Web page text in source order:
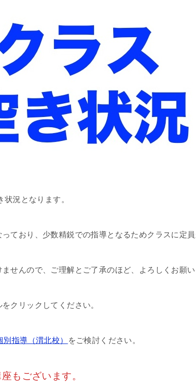
況となります。
ており、少数精鋭での指導となるためクラスに定員
せんので、ご理解とご了承のほど、よろしくお願い
クリックしてください。
別指導（渭北校） をご検討ください。
もございます。